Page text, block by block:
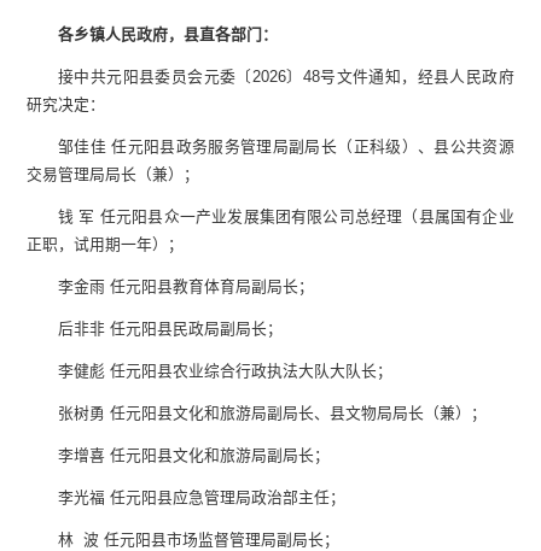
各乡镇人民政府，县直各部门：
接中共元阳县委员会元委〔2026〕48号文件通知，经县人民政府
研究决定：
邹佳佳 任元阳县政务服务管理局副局长（正科级）、县公共资源
交易管理局局长（兼）；
钱 军 任元阳县众一产业发展集团有限公司总经理（县属国有企业
正职，试用期一年）；
李金雨 任元阳县教育体育局副局长；
后非非 任元阳县民政局副局长；
李健彪 任元阳县农业综合行政执法大队大队长；
张树勇 任元阳县文化和旅游局副局长、县文物局局长（兼）；
李增喜 任元阳县文化和旅游局副局长；
李光福 任元阳县应急管理局政治部主任；
林 波 任元阳县市场监督管理局副局长；